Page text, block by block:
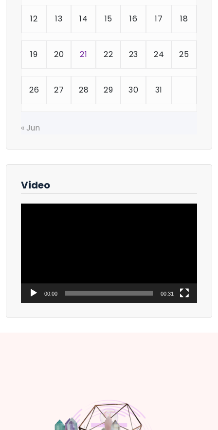
12 13 14 15 16 17 18
19 20 21 22 23 24 25
26 27 28 29 30 31
« Jun
Video
00:00 00:31